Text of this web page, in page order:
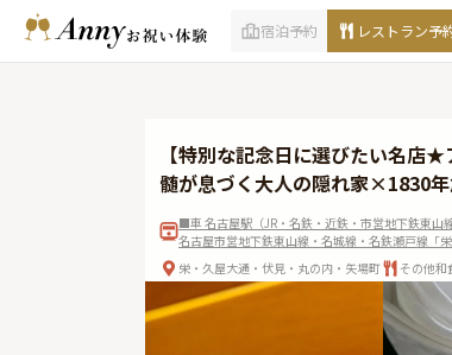
宿泊予約 レストラン予
【特別な記念日に選びたい名店
髄が息づく大人の隠れ家×1830
■車 名古屋駅（JR・名鉄・近鉄・市営地下鉄東山
名古屋市営地下鉄東山線・名城線・名鉄瀬戸線「
栄・久屋大通・伏見・丸の内・矢場町
その他和